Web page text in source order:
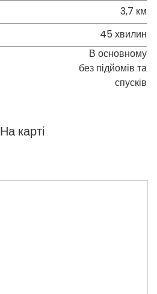
3,7 км
45 хвилин
В основному
без підйомів та
спусків
На карті